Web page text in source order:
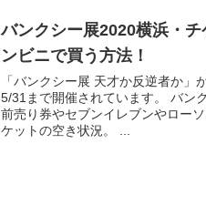
バンクシー展2020横浜・
ンビニで買う方法！
「バンクシー展 天才か反逆者か
5/31まで開催されています。 バン
前売り券やセブンイレブンやロー
ケットの空き状況。 ...